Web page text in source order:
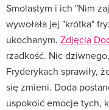
Smolastym i ich "Nim
wywołała jej "krótka"
ukochanym. Zdjęcia
rzadkość. Nic
Fryderykach sprawiły,
się zmieni. Doda
uspokoić emocje tych,